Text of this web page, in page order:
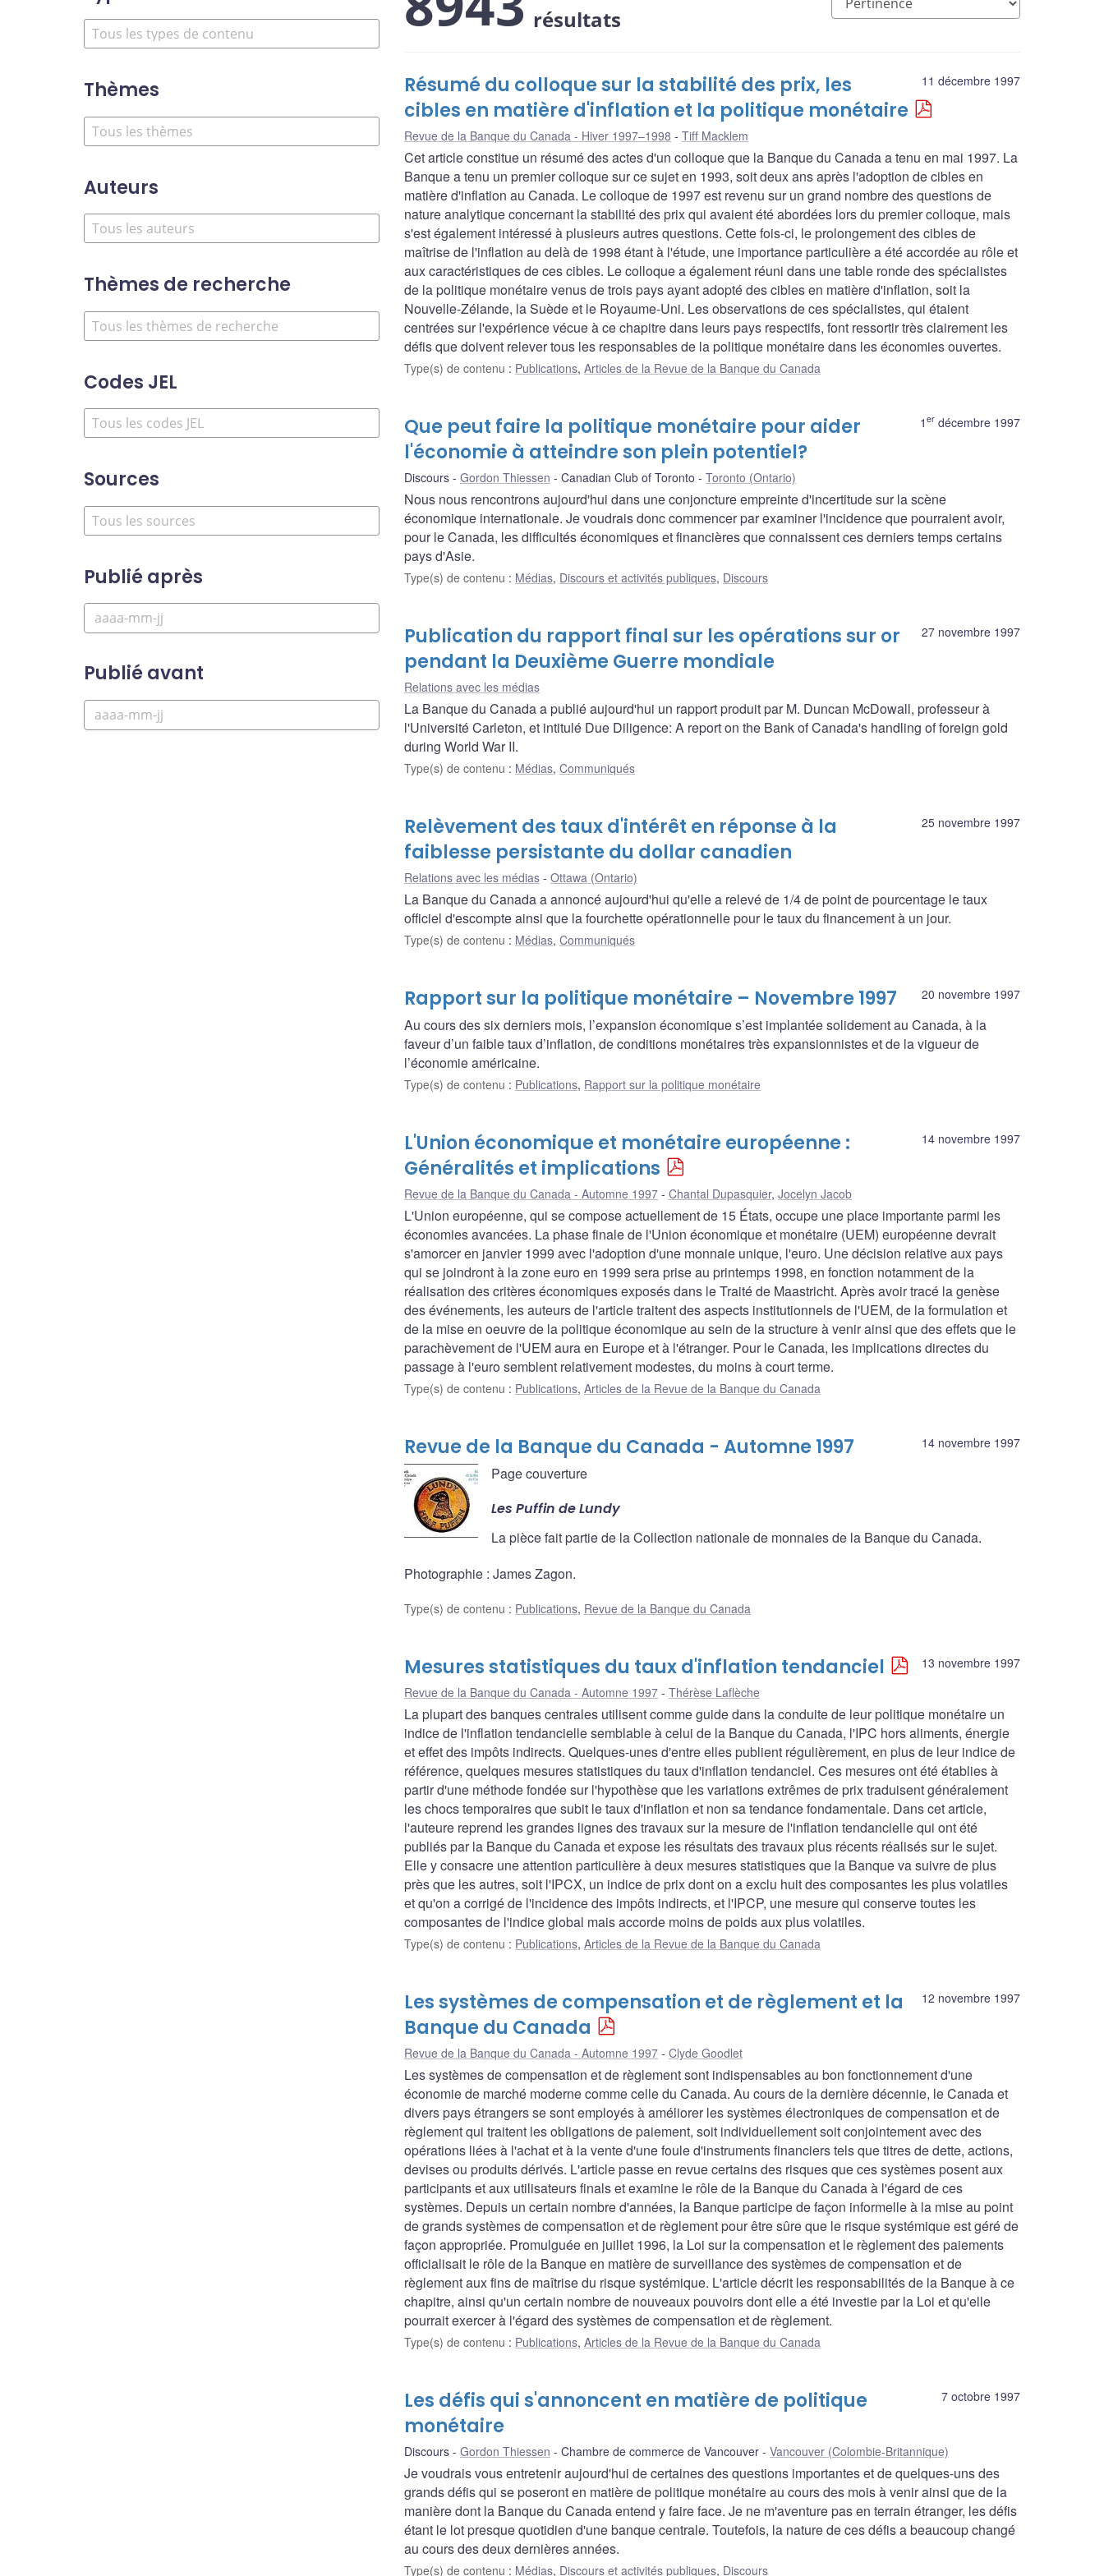
Thèmes
Auteurs
Thèmes de recherche
Codes JEL
Sources
Publié après
Publié avant
résultats
11 décembre 1997
Résumé du colloque sur la stabilité des prix, les
cibles en matière d'inflation et la politique monétaire
Revue de la Banque du Canada - Hiver 1997–1998 Tiff Macklem
Cet article constitue un résumé des actes d'un colloque que la Banque du Canada a tenu en mai 1997. La
Banque a tenu un premier colloque sur ce sujet en 1993, soit deux ans après l'adoption de cibles en
matière d'inflation au Canada. Le colloque de 1997 est revenu sur un grand nombre des questions de
nature analytique concernant la stabilité des prix qui avaient été abordées lors du premier colloque, mais
s'est également intéressé à plusieurs autres questions. Cette fois-ci, le prolongement des cibles de
maîtrise de l'inflation au delà de 1998 étant à l'étude, une importance particulière a été accordée au rôle et
aux caractéristiques de ces cibles. Le colloque a également réuni dans une table ronde des spécialistes
de la politique monétaire venus de trois pays ayant adopté des cibles en matière d'inflation, soit la
Nouvelle-Zélande, la Suède et le Royaume-Uni. Les observations de ces spécialistes, qui étaient
centrées sur l'expérience vécue à ce chapitre dans leurs pays respectifs, font ressortir très clairement les
défis que doivent relever tous les responsables de la politique monétaire dans les économies ouvertes.
Type(s) de contenu : Publications, Articles de la Revue de la Banque du Canada
1 er décembre 1997
Que peut faire la politique monétaire pour aider
l'économie à atteindre son plein potentiel?
Discours Gordon Thiessen Canadian Club of Toronto Toronto (Ontario)
Nous nous rencontrons aujourd'hui dans une conjoncture empreinte d'incertitude sur la scène
économique internationale. Je voudrais donc commencer par examiner l'incidence que pourraient avoir,
pour le Canada, les difficultés économiques et financières que connaissent ces derniers temps certains
pays d'Asie.
Type(s) de contenu : Médias, Discours et activités publiques, Discours
27 novembre 1997
Publication du rapport final sur les opérations sur or
pendant la Deuxième Guerre mondiale
Relations avec les médias
La Banque du Canada a publié aujourd'hui un rapport produit par M. Duncan McDowall, professeur à
l'Université Carleton, et intitulé Due Diligence: A report on the Bank of Canada's handling of foreign gold
during World War II.
Type(s) de contenu : Médias, Communiqués
25 novembre 1997
Relèvement des taux d'intérêt en réponse à la
faiblesse persistante du dollar canadien
Relations avec les médias Ottawa (Ontario)
La Banque du Canada a annoncé aujourd'hui qu'elle a relevé de 1/4 de point de pourcentage le taux
officiel d'escompte ainsi que la fourchette opérationnelle pour le taux du financement à un jour.
Type(s) de contenu : Médias, Communiqués
20 novembre 1997
Rapport sur la politique monétaire – Novembre 1997
Au cours des six derniers mois, l’expansion économique s’est implantée solidement au Canada, à la
faveur d’un faible taux d’inflation, de conditions monétaires très expansionnistes et de la vigueur de
l’économie américaine.
Type(s) de contenu : Publications, Rapport sur la politique monétaire
14 novembre 1997
L'Union économique et monétaire européenne :
Généralités et implications
Revue de la Banque du Canada - Automne 1997 Chantal Dupasquier, Jocelyn Jacob
L'Union européenne, qui se compose actuellement de 15 États, occupe une place importante parmi les
économies avancées. La phase finale de l'Union économique et monétaire (UEM) européenne devrait
s'amorcer en janvier 1999 avec l'adoption d'une monnaie unique, l'euro. Une décision relative aux pays
qui se joindront à la zone euro en 1999 sera prise au printemps 1998, en fonction notamment de la
réalisation des critères économiques exposés dans le Traité de Maastricht. Après avoir tracé la genèse
des événements, les auteurs de l'article traitent des aspects institutionnels de l'UEM, de la formulation et
de la mise en oeuvre de la politique économique au sein de la structure à venir ainsi que des effets que le
parachèvement de l'UEM aura en Europe et à l'étranger. Pour le Canada, les implications directes du
passage à l'euro semblent relativement modestes, du moins à court terme.
Type(s) de contenu : Publications, Articles de la Revue de la Banque du Canada
14 novembre 1997
Revue de la Banque du Canada - Automne 1997
Page couverture
Les Puffin de Lundy
La pièce fait partie de la Collection nationale de monnaies de la Banque du Canada.
Photographie : James Zagon.
Type(s) de contenu : Publications, Revue de la Banque du Canada
13 novembre 1997
Mesures statistiques du taux d'inflation tendanciel
Revue de la Banque du Canada - Automne 1997 Thérèse Laflèche
La plupart des banques centrales utilisent comme guide dans la conduite de leur politique monétaire un
indice de l'inflation tendancielle semblable à celui de la Banque du Canada, l'IPC hors aliments, énergie
et effet des impôts indirects. Quelques-unes d'entre elles publient régulièrement, en plus de leur indice de
référence, quelques mesures statistiques du taux d'inflation tendanciel. Ces mesures ont été établies à
partir d'une méthode fondée sur l'hypothèse que les variations extrêmes de prix traduisent généralement
les chocs temporaires que subit le taux d'inflation et non sa tendance fondamentale. Dans cet article,
l'auteure reprend les grandes lignes des travaux sur la mesure de l'inflation tendancielle qui ont été
publiés par la Banque du Canada et expose les résultats des travaux plus récents réalisés sur le sujet.
Elle y consacre une attention particulière à deux mesures statistiques que la Banque va suivre de plus
près que les autres, soit l'IPCX, un indice de prix dont on a exclu huit des composantes les plus volatiles
et qu'on a corrigé de l'incidence des impôts indirects, et l'IPCP, une mesure qui conserve toutes les
composantes de l'indice global mais accorde moins de poids aux plus volatiles.
Type(s) de contenu : Publications, Articles de la Revue de la Banque du Canada
12 novembre 1997
Les systèmes de compensation et de règlement et la
Banque du Canada
Revue de la Banque du Canada - Automne 1997 Clyde Goodlet
Les systèmes de compensation et de règlement sont indispensables au bon fonctionnement d'une
économie de marché moderne comme celle du Canada. Au cours de la dernière décennie, le Canada et
divers pays étrangers se sont employés à améliorer les systèmes électroniques de compensation et de
règlement qui traitent les obligations de paiement, soit individuellement soit conjointement avec des
opérations liées à l'achat et à la vente d'une foule d'instruments financiers tels que titres de dette, actions,
devises ou produits dérivés. L'article passe en revue certains des risques que ces systèmes posent aux
participants et aux utilisateurs finals et examine le rôle de la Banque du Canada à l'égard de ces
systèmes. Depuis un certain nombre d'années, la Banque participe de façon informelle à la mise au point
de grands systèmes de compensation et de règlement pour être sûre que le risque systémique est géré de
façon appropriée. Promulguée en juillet 1996, la Loi sur la compensation et le règlement des paiements
officialisait le rôle de la Banque en matière de surveillance des systèmes de compensation et de
règlement aux fins de maîtrise du risque systémique. L'article décrit les responsabilités de la Banque à ce
chapitre, ainsi qu'un certain nombre de nouveaux pouvoirs dont elle a été investie par la Loi et qu'elle
pourrait exercer à l'égard des systèmes de compensation et de règlement.
Type(s) de contenu : Publications, Articles de la Revue de la Banque du Canada
7 octobre 1997
Les défis qui s'annoncent en matière de politique
monétaire
Discours Gordon Thiessen Chambre de commerce de Vancouver Vancouver (Colombie-Britannique)
Je voudrais vous entretenir aujourd'hui de certaines des questions importantes et de quelques-uns des
grands défis qui se poseront en matière de politique monétaire au cours des mois à venir ainsi que de la
manière dont la Banque du Canada entend y faire face. Je ne m'aventure pas en terrain étranger, les défis
étant le lot presque quotidien d'une banque centrale. Toutefois, la nature de ces défis a beaucoup changé
au cours des deux dernières années.
Type(s) de contenu : Médias, Discours et activités publiques, Discours